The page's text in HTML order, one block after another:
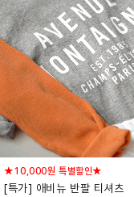
★10,000원 특별할인★
[특가] 애비뉴 반팔 티셔츠